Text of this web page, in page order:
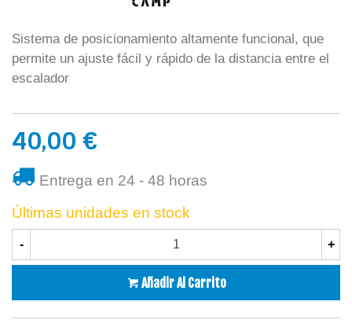
Sistema de posicionamiento altamente funcional, que
permite un ajuste fácil y rápido de la distancia entre el
escalador
40,00 €
Entrega en 24 - 48 horas
Últimas unidades en stock
- +
Añadir Al Carrito